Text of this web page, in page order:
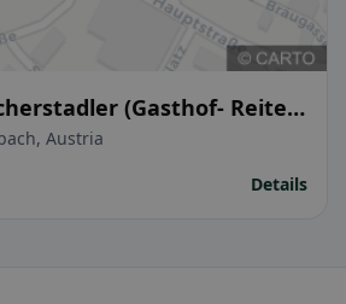
(Gasthof- Reiter
Austria
Details